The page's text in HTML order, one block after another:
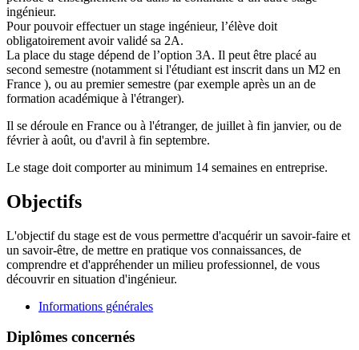
ingénieur.
Pour pouvoir effectuer un stage ingénieur, l’élève doit
obligatoirement avoir validé sa 2A.
La place du stage dépend de l’option 3A. Il peut être placé au
second semestre (notamment si l'étudiant est inscrit dans un M2 en
France ), ou au premier semestre (par exemple après un an de
formation académique à l'étranger).
Il se déroule en France ou à l'étranger, de juillet à fin janvier, ou de
février à août, ou d'avril à fin septembre.
Le stage doit comporter au minimum 14 semaines en entreprise.
Objectifs
L'objectif du stage est de vous permettre d'acquérir un savoir-faire et
un savoir-être, de mettre en pratique vos connaissances, de
comprendre et d'appréhender un milieu professionnel, de vous
découvrir en situation d'ingénieur.
Informations générales
Diplômes concernés